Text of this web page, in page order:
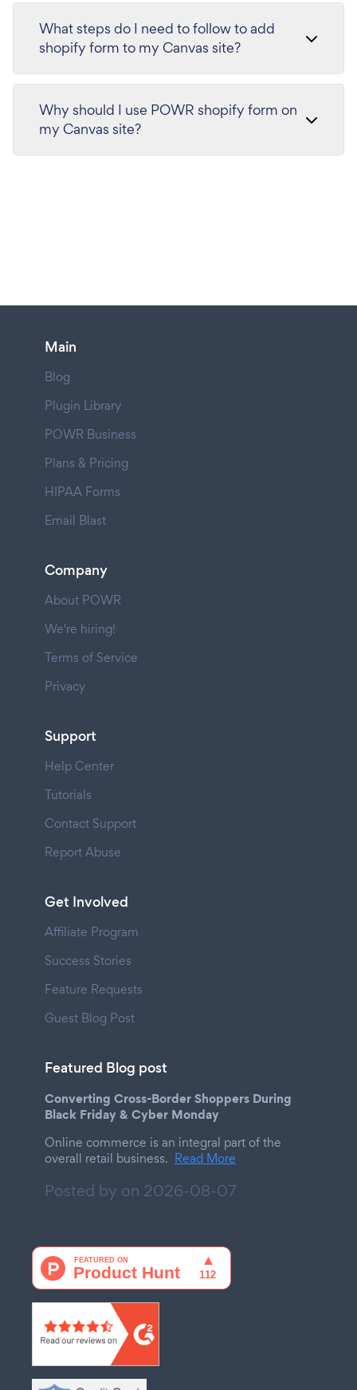
What steps do I need to follow to add
shopify form to my Canvas site?
Why should I use POWR shopify form on
my Canvas site?
Main
Blog
Plugin Library
POWR Business
Plans & Pricing
HIPAA Forms
Email Blast
Company
About POWR
We're hiring!
Terms of Service
Privacy
Support
Help Center
Tutorials
Contact Support
Report Abuse
Get Involved
Affiliate Program
Success Stories
Feature Requests
Guest Blog Post
Featured Blog post
Converting Cross-Border Shoppers During
Black Friday & Cyber Monday
Online commerce is an integral part of the
overall retail business. Read More
Posted by on 2026-08-07